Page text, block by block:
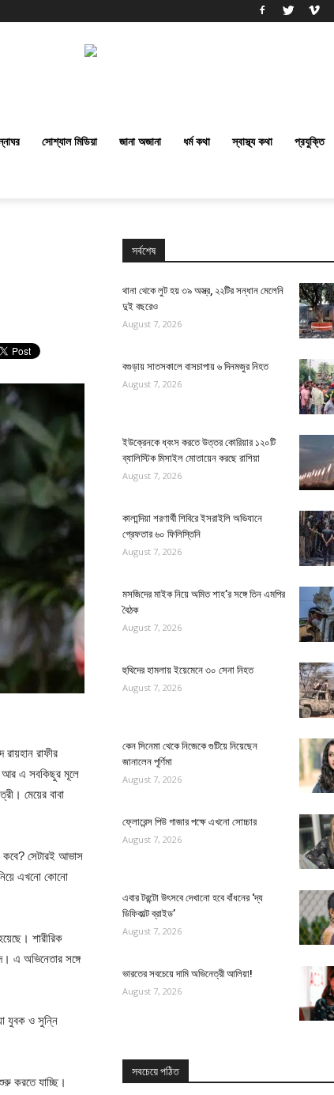
সোশ্যাল মিডিয়া জানা অজানা ধর্ম কথা স্বাস্থ্য কথা প্রযুক্তি
রাফীর
আর এ সবকিছুর মূলে
মেয়ের বাবা
কবে? সেটারই আভাস
নিয়ে এখনো কোনো
শারীরিক
এ অভিনেতার সঙ্গে
যুবক ও সুন্নি
করতে যাচ্ছি।
সর্বশেষ
থানা থেকে লুট হয় ৩৯ অস্ত্র, ২২টির সন্ধান মেলেনি
দুই বছরেও
August 7, 2026
বগুড়ায় সাতসকালে বাসচাপায় ৬ দিনমজুর নিহত
August 7, 2026
ইউক্রেনকে ধ্বংস করতে উত্তর কোরিয়ার ১২০টি
ব্যালিস্টিক মিসাইল মোতায়েন করছে রাশিয়া
August 7, 2026
কালান্দিয়া শরণার্থী শিবিরে ইসরাইলি অভিযানে
গ্রেফতার ৬০ ফিলিস্তিনি
August 7, 2026
মসজিদের মাইক নিয়ে অমিত শাহ’র সঙ্গে তিন এমপির
বৈঠক
August 7, 2026
হুথিদের হামলায় ইয়েমেনে ৩০ সেনা নিহত
August 7, 2026
কেন সিনেমা থেকে নিজেকে গুটিয়ে নিয়েছেন
জানালেন পূর্ণিমা
August 7, 2026
ফ্লোরেন্স পিউ গাজার পক্ষে এখনো সোচ্চার
August 7, 2026
এবার টরন্টো উৎসবে দেখানো হবে বাঁধনের ‘দ্য
ডিফিকাল্ট ব্রাইড’
August 7, 2026
ভারতের সবচেয়ে দামি অভিনেত্রী আলিয়া!
August 7, 2026
সবচেয়ে পঠিত